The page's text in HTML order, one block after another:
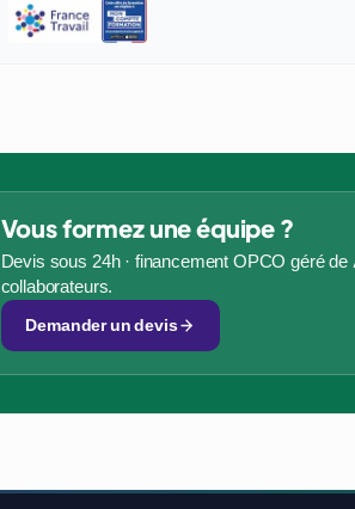
Vous formez une équipe ?
Devis sous 24h · financement OPCO géré
collaborateurs.
Demander un devis